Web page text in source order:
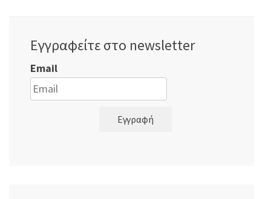
Εγγραφείτε στο newsletter
Email
Εγγραφή